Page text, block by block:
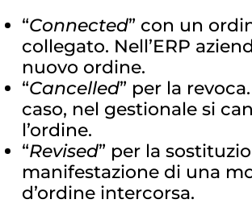
“Connected” con un
collegato. Nell’ERP
nuovo ordine.
“Cancelled” per la
caso, nel gestionale si
l’ordine.
“Revised” per la
manifestazione di una
d’ordine intercorsa.